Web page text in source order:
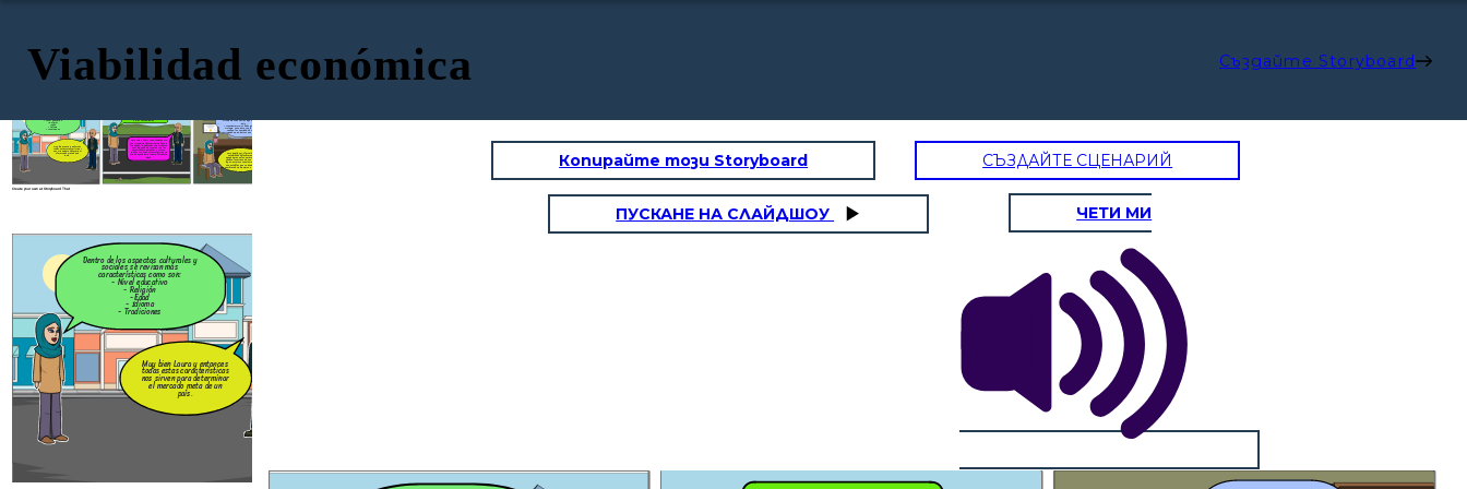
Viabilidad económica Създайте Storyboard
Create your own at Storyboard That
- Nivel educativo
- Religión
-Edad
- Idioma
- Tradiciones
Muy bien Laura y entonces
todas estas características
nos sirven para determinar
el mercado meta de un
país.
de los consumidores.
Esto quiere decir que este aspecto
nos sirve para determinar en base a
la edad de la población que producto
es el indicado de acuerdo con las
necesidades existentes y esto se
realiza con cada característica que
sea de ayuda para tener el producto
ideal.
sirve para conocer las leyes o normas del
país .
- Transparencia, solidez y madurez del
sistema, sirve para que las empresas
tengan la seguridad de que están
invirtiendo en un país que es transparente.
Otro podría ser el nivel de
estabilidad del gobierno,
ayuda para que las empresas
tengan la certeza de que las
leyes, normas o regulaciones
son estables y no se pueden
cambiar de un momento a otro
Dentro de los aspectos culturales y
sociales se revisan más
características como son:
- Nivel educativo
- Religión
-Edad
- Idioma
- Tradiciones
Muy bien Laura y entonces
todas estas características
nos sirven para determinar
el mercado meta de un
país.
Копирайте този Storyboard СЪЗДАЙТЕ СЦЕНАРИЙ
ПУСКАНЕ НА СЛАЙДШОУ ЧЕТИ МИ